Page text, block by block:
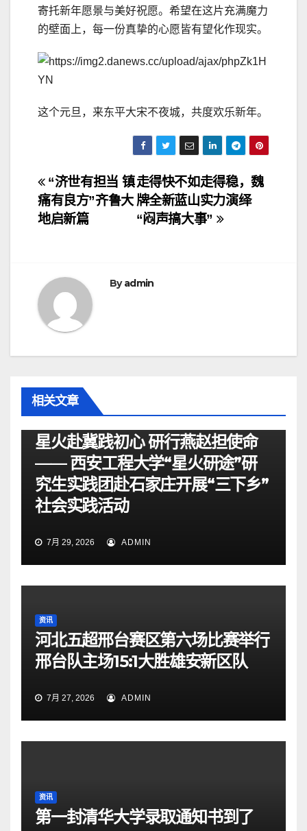
寄托新年愿景与美好祝愿。希望在这片充满魔力
的壁面上，每一份真挚的心愿皆有望化作现实。
这个元旦，来东平大宋不夜城，共度欢乐新年。
文
章
航
走得快不如走得稳，魏
牌全新蓝山实力演绎
“闷声搞大事”
“济世有担当 镇
痛有良方”齐鲁大
地启新篇
Byadmin
相关文章
星火赴冀践初心 研行燕赵担使命
—— 西安工程大学“星火研途”研
究生实践团赴石家庄开展“三下乡”
社会实践活动
7月 29, 2026 ADMIN
资讯
河北五超邢台赛区第六场比赛举行
邢台队主场15:1大胜雄安新区队
7月 27, 2026 ADMIN
资讯
第一封清华大学录取通知书到了